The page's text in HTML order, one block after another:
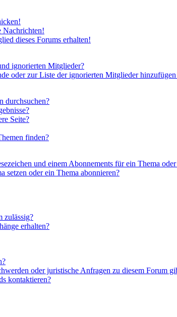
Nachrichten!
dieses Forums erhalten!
ignorierten Mitglieder?
oder zur Liste der ignorierten Mitglieder
durchsuchen?
Seite?
finden?
und einem Abonnements für ein Thema
setzen oder ein Thema abonnieren?
zulässig?
erhalten?
oder juristische Anfragen zu diesem Forum
kontaktieren?